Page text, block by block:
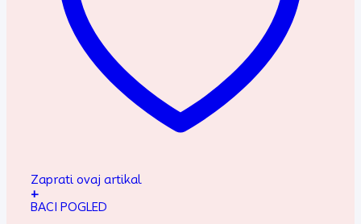
Zaprati ovaj artikal
+
BACI POGLED